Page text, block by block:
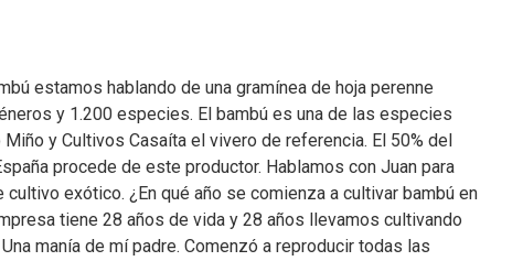
estamos hablando de una gramínea de hoja perenne
y 1.200 especies. El bambú es una de las especies
y Cultivos Casaíta el vivero de referencia. El 50% del
procede de este productor. Hablamos con Juan para
exótico. ¿En qué año se comienza a cultivar bambú en
tiene 28 años de vida y 28 años llevamos cultivando
manía de mí padre. Comenzó a reproducir todas las